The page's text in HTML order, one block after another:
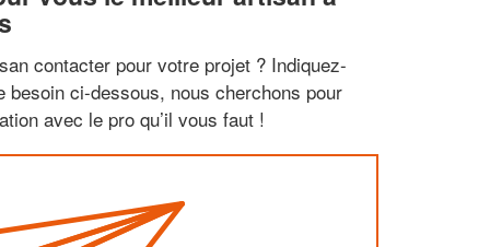
contacter pour votre projet ? Indiquez-
besoin ci-dessous, nous cherchons pour
avec le pro qu’il vous faut !